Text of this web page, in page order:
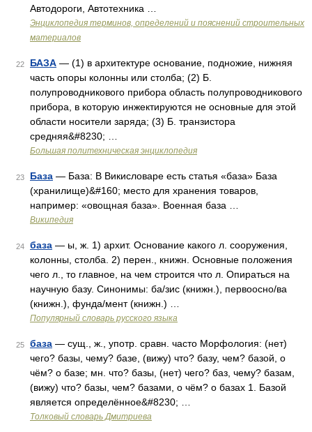
Автодороги, Автотехника …
Энциклопедия терминов, определений и пояснений строительных
материалов
22 БАЗА — (1) в архитектуре основание, подножие, нижняя
часть опоры колонны или столба; (2) Б.
полупроводникового прибора область полупроводникового
прибора, в которую инжектируются не основные для этой
области носители заряда; (3) Б. транзистора
средняя&#8230; …
Большая политехническая энциклопедия
23 База — База: В Викисловаре есть статья «база» База
(хранилище)&#160; место для хранения товаров,
например: «овощная база». Военная база …
Википедия
24 база — ы, ж. 1) архит. Основание какого л. сооружения,
колонны, столба. 2) перен., книжн. Основные положения
чего л., то главное, на чем строится что л. Опираться на
научную базу. Синонимы: ба/зис (книжн.), первоосно/ва
(книжн.), фунда/мент (книжн.) …
Популярный словарь русского языка
25 база — сущ., ж., употр. сравн. часто Морфология: (нет)
чего? базы, чему? базе, (вижу) что? базу, чем? базой, о
чём? о базе; мн. что? базы, (нет) чего? баз, чему? базам,
(вижу) что? базы, чем? базами, о чём? о базах 1. Базой
является определённое&#8230; …
Толковый словарь Дмитриева